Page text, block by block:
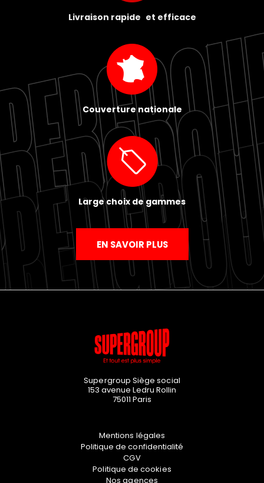
Livraison rapide et efficace
Couverture nationale
Large choix de gammes
EN SAVOIR PLUS
Supergroup Siège social
153 avenue Ledru Rollin
75011 Paris
Mentions légales
Politique de confidentialité
CGV
Politique de cookies
Nos agences